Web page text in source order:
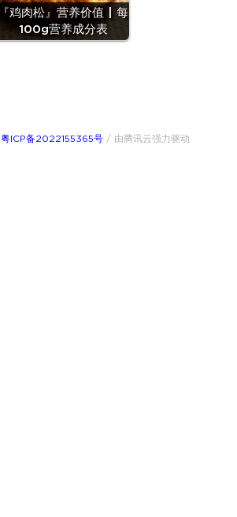
『鸡肉松』营养价值 | 每
100g营养成分表
粤ICP备2022155365号/ 由腾讯云强力驱动